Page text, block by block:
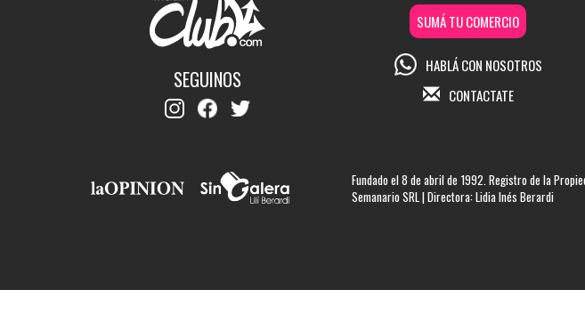
SEGUINOS
SUMÁ TU COMERCIO
HABLÁ CON NOSOTROS
CONTACTATE
Fundado el 8 de abril de 1992. Registro de la
Semanario SRL | Directora: Lidia Inés Berardi